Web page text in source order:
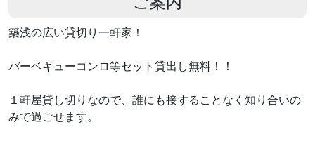
築浅の広い貸切り一軒家！
バーベキューコンロ等セット貸出し無料！！
１軒屋貸し切りなので、誰にも接することなく知り合いの
みで過ごせます。